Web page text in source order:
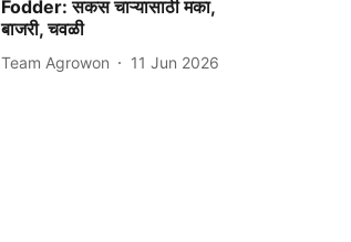
Fodder: सकस चाऱ्यासाठी मका,
बाजरी, चवळी
Team Agrowon 11 Jun 2026